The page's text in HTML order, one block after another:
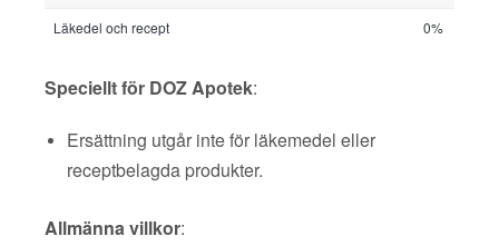
Läkedel och recept
0%
Speciellt för DOZ Apotek:
Ersättning utgår inte för läkemedel eller
receptbelagda produkter.
Allmänna villkor: